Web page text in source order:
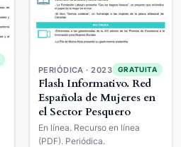
PERIÓDICA · 2023 GRATUITA
Flash Informativo. Red
Española de Mujeres en
el Sector Pesquero
En línea. Recurso en línea
(PDF). Periódica.